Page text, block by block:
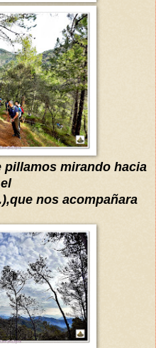
pillamos mirando hacia
el
nos acompañara